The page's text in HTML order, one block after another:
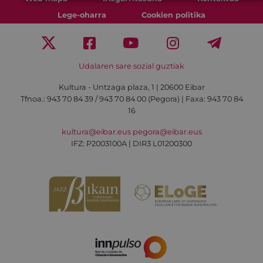
Lege-oharra
Cookien politika
Udalaren sare sozial guztiak
Kultura - Untzaga plaza, 1 | 20600 Eibar
Tfnoa.: 943 70 84 39 / 943 70 84 00 (Pegora) | Faxa: 943 70 84
16
kultura@eibar.eus pegora@eibar.eus
IFZ: P2003100A | DIR3 L01200300